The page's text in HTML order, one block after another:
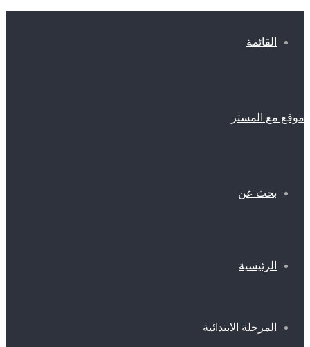
القائمة
موقع مع المستر
بحث عن
الرئيسية
المرحلة الابتدائية